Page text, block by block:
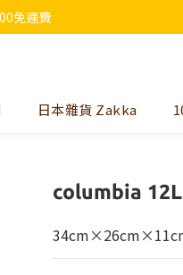
免運費
免運費
型日本代購
日本雜貨 Zakka
columbia